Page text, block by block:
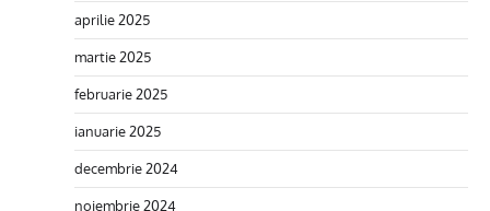
aprilie 2025
martie 2025
februarie 2025
ianuarie 2025
decembrie 2024
noiembrie 2024